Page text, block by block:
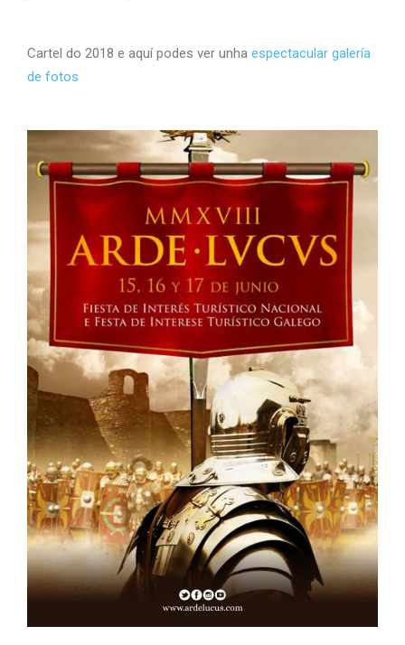
Cartel do 2018 e aquí podes ver unha espectacular galería
de fotos